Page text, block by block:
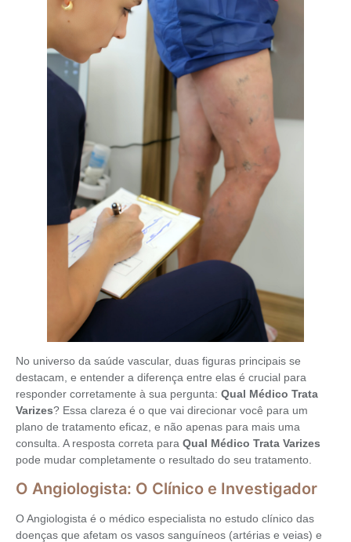
No universo da saúde vascular, duas figuras principais se
destacam, e entender a diferença entre elas é crucial para
responder corretamente à sua pergunta: Qual Médico Trata
Varizes? Essa clareza é o que vai direcionar você para um
plano de tratamento eficaz, e não apenas para mais uma
consulta. A resposta correta para Qual Médico Trata Varizes
pode mudar completamente o resultado do seu tratamento.
O Angiologista: O Clínico e Investigador
O Angiologista é o médico especialista no estudo clínico das
doenças que afetam os vasos sanguíneos (artérias e veias) e